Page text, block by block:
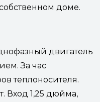
доме.
двигатель
За час
теплоносителя.
Вход 1,25 дюйма,